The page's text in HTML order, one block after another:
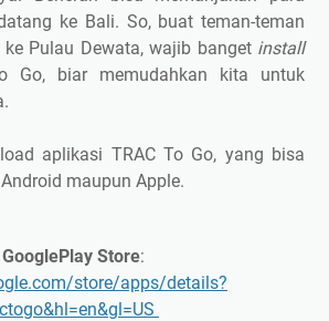
ke Bali. So, buat teman-teman
Pulau Dewata, wajib banget install
Go, biar memudahkan kita untuk
aplikasi TRAC To Go, yang bisa
maupun Apple.
Store:
store/apps/details?